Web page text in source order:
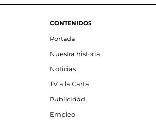
CONTENIDOS
Portada
Nuestra historia
Noticias
TV a la Carta
Publicidad
Empleo